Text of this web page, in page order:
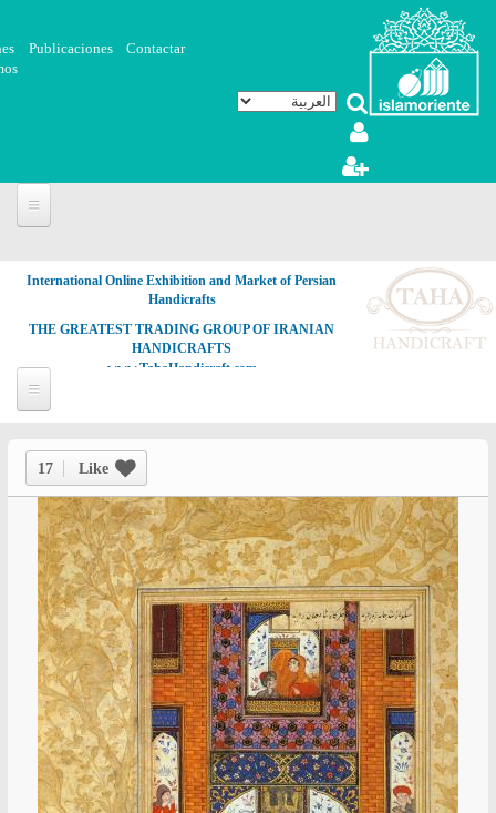
تجاوز إلى المحتوى الرئيسي
Contactar
Publicaciones
International Online Exhibition and Market of Persian
Handicrafts
THE GREATEST TRADING GROUP OF IRANIAN
HANDICRAFTS
www.TahaHandicraft.com
17 Like